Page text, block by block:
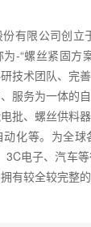
有限公司创立
-“螺丝紧固方
技术团队、完
服务为一体的
批、螺丝供料
化等。为全
3C电子、汽车
有较全较完整